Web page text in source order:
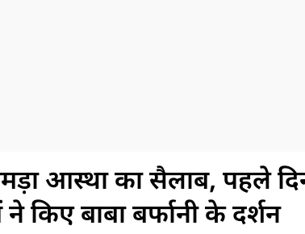
आस्था का सैलाब, पहले
किए बाबा बर्फानी के दर्शन